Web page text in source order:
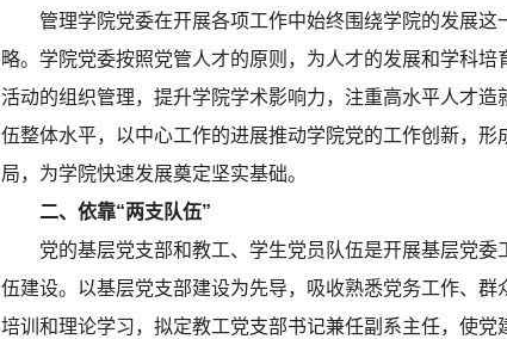
管理学院党委在开展各项工作中始终围绕学院的发展这
略。学院党委按照党管人才的原则，为人才的发展和学科
活动的组织管理，提升学院学术影响力，注重高水平人才
伍整体水平，以中心工作的进展推动学院党的工作创新，
局，为学院快速发展奠定坚实基础。
二、依靠“两支队伍”
党的基层党支部和教工、学生党员队伍是开展基层党委
伍建设。以基层党支部建设为先导，吸收熟悉党务工作、
培训和理论学习，拟定教工党支部书记兼任副系主任，使